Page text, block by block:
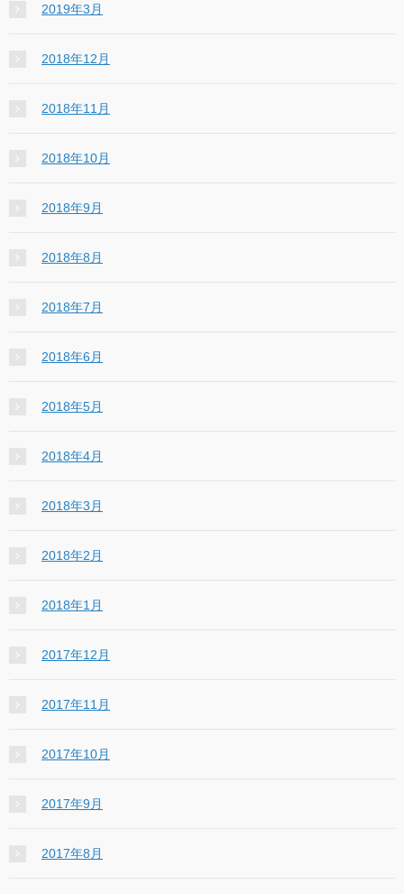
2019年3月
2018年12月
2018年11月
2018年10月
2018年9月
2018年8月
2018年7月
2018年6月
2018年5月
2018年4月
2018年3月
2018年2月
2018年1月
2017年12月
2017年11月
2017年10月
2017年9月
2017年8月